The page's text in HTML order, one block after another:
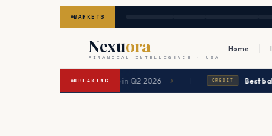
MARKETS
Nexuora
FINANCIAL INTELLIGENCE · USA
Home
BREAKING
expected to ease in Q2 2026 → | CREDIT Best balance